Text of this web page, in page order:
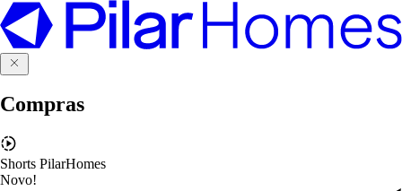
Compras
Shorts PilarHomes
Novo!